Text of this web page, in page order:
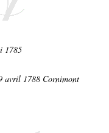
1785
avril 1788 Cornimont